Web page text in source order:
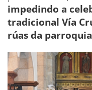
impedindo a
tradicional Vía
rúas da